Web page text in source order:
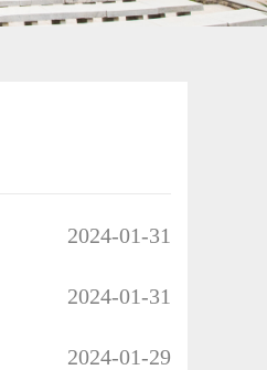
2024-01-31
2024-01-31
2024-01-29